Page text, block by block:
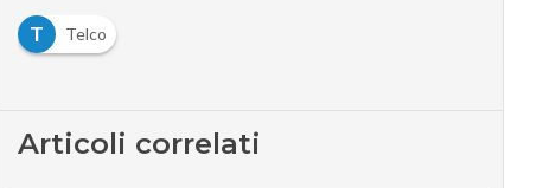
T
Telco
Articoli correlati